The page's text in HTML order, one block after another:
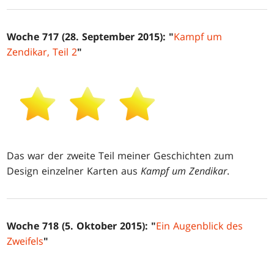
Woche 717 (28. September 2015): "Kampf um
Zendikar, Teil 2"
Das war der zweite Teil meiner Geschichten zum
Design einzelner Karten ausKampf um Zendikar.
Woche 718 (5. Oktober 2015): "Ein Augenblick des
Zweifels"